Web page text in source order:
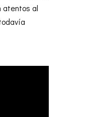
atentos al